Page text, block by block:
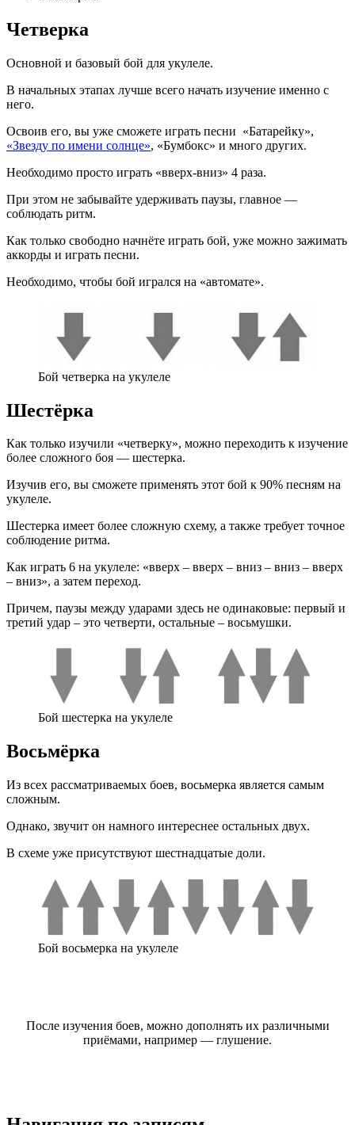
Четверка
Основной и базовый бой для укулеле.
В начальных этапах лучше всего начать изучение именно с
него.
Освоив его, вы уже сможете играть песни «Батарейку»,
«Звезду по имени солнце», «Бумбокс» и много других.
Необходимо просто играть «вверх-вниз» 4 раза.
При этом не забывайте удерживать паузы, главное —
соблюдать ритм.
Как только свободно начнёте играть бой, уже можно зажимать
аккорды и играть песни.
Необходимо, чтобы бой игрался на «автомате».
Бой четверка на укулеле
Шестёрка
Как только изучили «четверку», можно переходить к изучение
более сложного боя — шестерка.
Изучив его, вы сможете применять этот бой к 90% песням на
укулеле.
Шестерка имеет более сложную схему, а также требует точное
соблюдение ритма.
Как играть 6 на укулеле: «вверх – вверх – вниз – вниз – вверх
– вниз», а затем переход.
Причем, паузы между ударами здесь не одинаковые: первый и
третий удар – это четверти, остальные – восьмушки.
Бой шестерка на укулеле
Восьмёрка
Из всех рассматриваемых боев, восьмерка является самым
сложным.
Однако, звучит он намного интереснее остальных двух.
В схеме уже присутствуют шестнадцатые доли.
Бой восьмерка на укулеле
После изучения боев, можно дополнять их различными
приёмами, например — глушение.